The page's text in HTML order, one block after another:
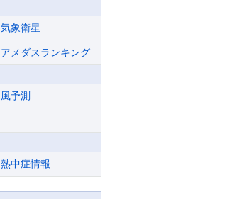
気象衛星
アメダスランキング
風予測
熱中症情報